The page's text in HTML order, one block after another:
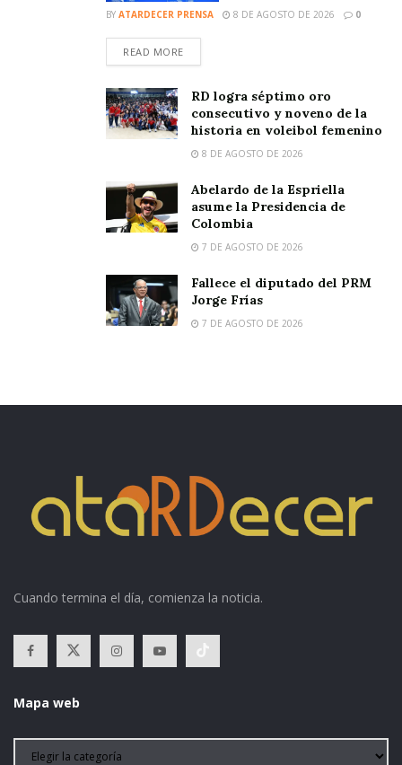
BY ATARDECER PRENSA 8 DE AGOSTO DE 2026 0
READ MORE
RD logra séptimo oro
consecutivo y noveno de la
historia en voleibol femenino
8 DE AGOSTO DE 2026
Abelardo de la Espriella
asume la Presidencia de
Colombia
7 DE AGOSTO DE 2026
Fallece el diputado del PRM
Jorge Frías
7 DE AGOSTO DE 2026
Cuando termina el día, comienza la noticia.
Mapa web